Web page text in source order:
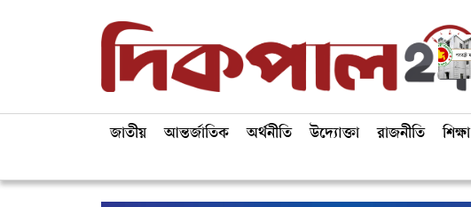
জাতীয় আন্তর্জাতিক অর্থনীতি উদ্যোক্তা রাজনীতি শিক্ষা